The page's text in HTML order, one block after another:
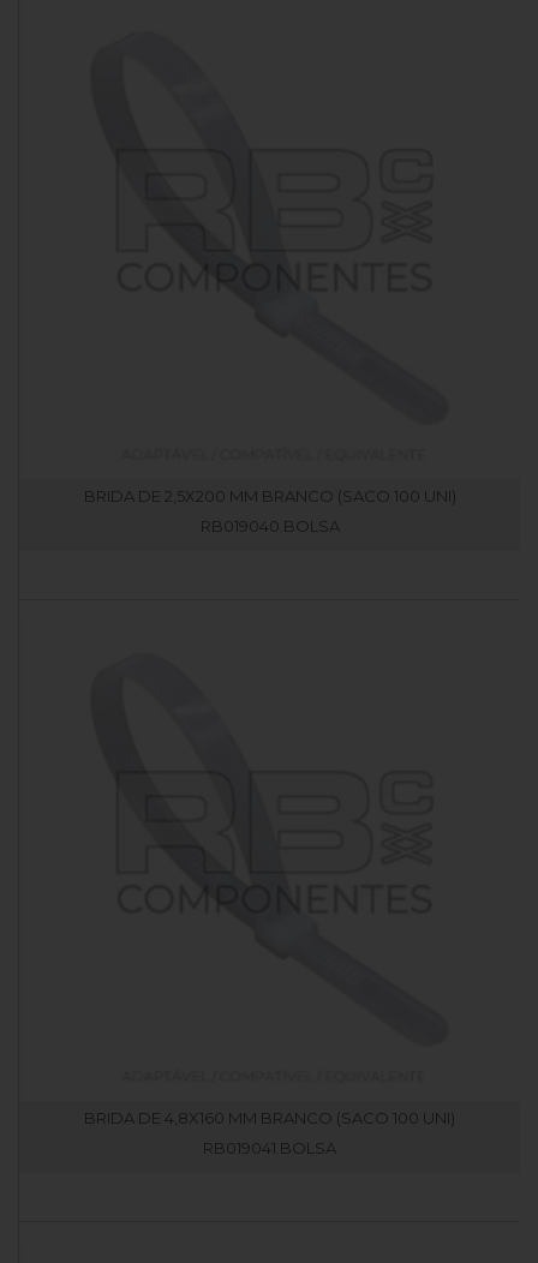
BRIDA DE 2,5X200 MM BRANCO (SACO 100 UNI)
RB019040.BOLSA
BRIDA DE 4,8X160 MM BRANCO (SACO 100 UNI)
RB019041.BOLSA